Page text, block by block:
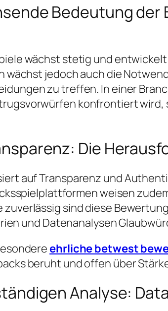
Bedeutung
wächst stetig und
wächst jedoch auch die
zu treffen. In einer
konfrontiert
Die
auf Transparenz und
weisen
zuverlässig sind diese
und Datenanalysen
ehrliche betwest
beruht und offen über
Analyse: